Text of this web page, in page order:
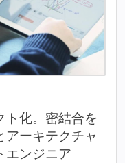
化。密結合を
ーキテクチャ
エンジニア